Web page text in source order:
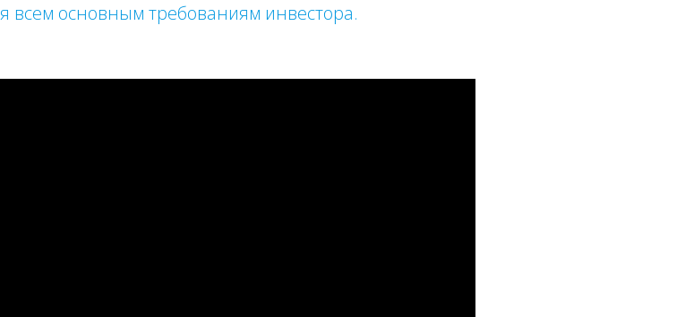
всем основным требованиям инвестора.